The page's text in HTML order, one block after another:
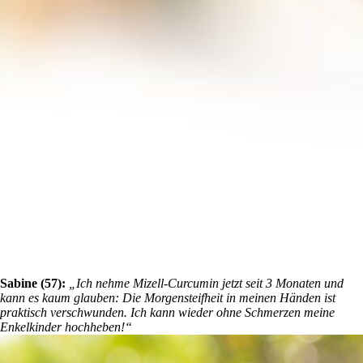
Sabine (57): „Ich nehme Mizell-Curcumin jetzt seit 3 Monaten und
kann es kaum glauben: Die Morgensteifheit in meinen Händen ist
praktisch verschwunden. Ich kann wieder ohne Schmerzen meine
Enkelkinder hochheben!“